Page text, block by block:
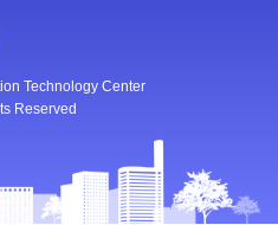
Technology Center
Reserved